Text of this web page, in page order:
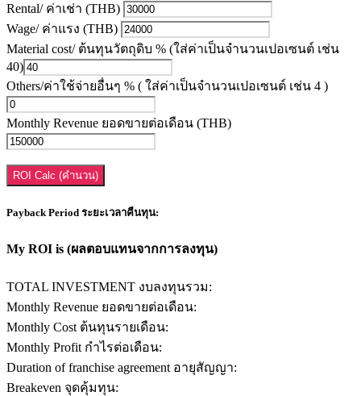
Rental/ ค่าเช่า (THB)
Wage/ ค่าแรง (THB)
Material cost/ ต้นทุนวัตถุดิบ % (ใส่ค่าเป็นจำนวนเปอเซนต์ เช่น
40)
Others/ค่าใช้จ่ายอื่นๆ % ( ใส่ค่าเป็นจำนวนเปอเซนต์ เช่น 4 )
Monthly Revenue ยอดขายต่อเดือน (THB)
ROI Calc (คำนวน)
Payback Period ระยะเวลาคืนทุน:
My ROI is (ผลตอบแทนจากการลงทุน)
TOTAL INVESTMENT งบลงทุนรวม:
Monthly Revenue ยอดขายต่อเดือน:
Monthly Cost ต้นทุนรายเดือน:
Monthly Profit กำไรต่อเดือน:
Duration of franchise agreement อายุสัญญา:
Breakeven จุดคุ้มทุน: